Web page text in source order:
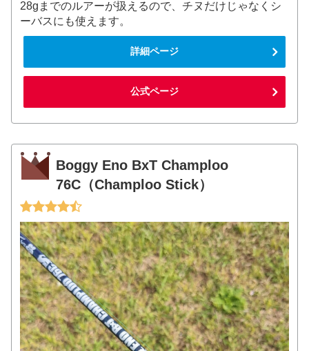
28gまでのルアーが扱えるので、チヌだけじゃなくシ
ーバスにも使えます。
詳細ページ
公式ページ
Boggy Eno BxT Champloo
76C（Champloo Stick）